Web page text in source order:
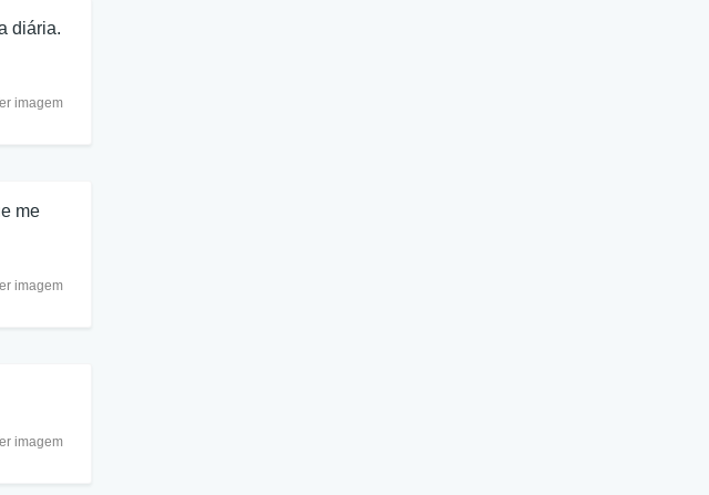
diária.
imagem
me
imagem
imagem